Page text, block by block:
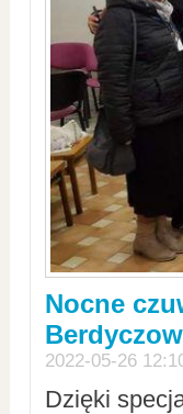
Nocne
2022-05-26
Dzięki